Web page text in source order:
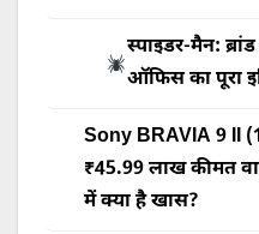
स्पाइडर-मैन:
ऑफिस का पूरा
Sony BRAVIA 9 II
₹45.99 लाख कीमत
में क्या है खास?